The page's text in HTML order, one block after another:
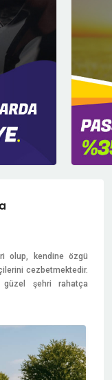
olup, kendine özgü
cezbetmektedir.
şehri rahatça